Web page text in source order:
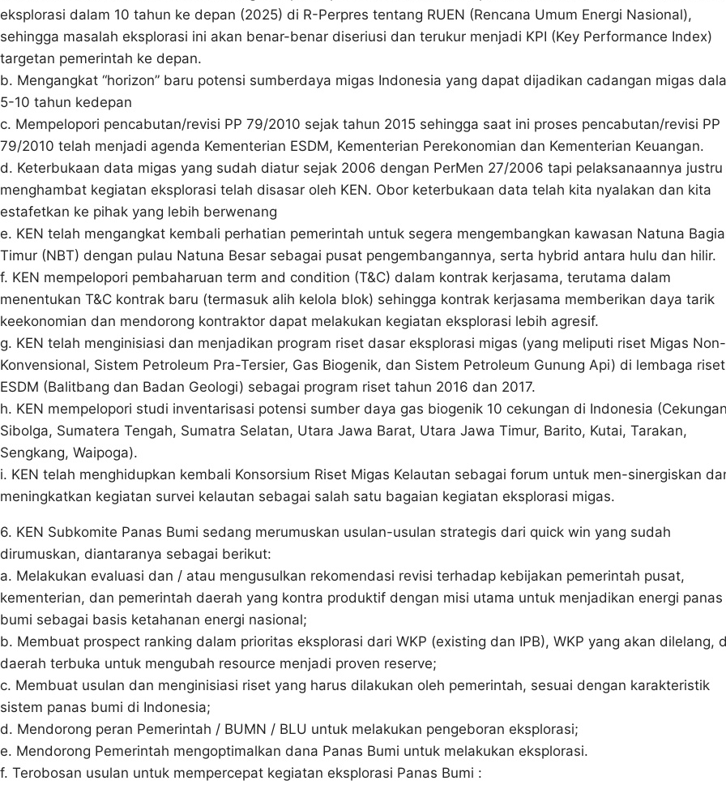
eksplorasi dalam 10 tahun ke depan (2025) di R-Perpres tentang RUEN (Rencana Umum Energi Nasional),
sehingga masalah eksplorasi ini akan benar-benar diseriusi dan terukur menjadi KPI (Key Performance Index)
targetan pemerintah ke depan.
b. Mengangkat “horizon” baru potensi sumberdaya migas Indonesia yang dapat dijadikan cadangan migas
5-10 tahun kedepan
c. Mempelopori pencabutan/revisi PP 79/2010 sejak tahun 2015 sehingga saat ini proses pencabutan/revisi PP
79/2010 telah menjadi agenda Kementerian ESDM, Kementerian Perekonomian dan Kementerian Keuangan.
d. Keterbukaan data migas yang sudah diatur sejak 2006 dengan PerMen 27/2006 tapi pelaksanaannya justru
menghambat kegiatan eksplorasi telah disasar oleh KEN. Obor keterbukaan data telah kita nyalakan dan kita
estafetkan ke pihak yang lebih berwenang
e. KEN telah mengangkat kembali perhatian pemerintah untuk segera mengembangkan kawasan Natuna
Timur (NBT) dengan pulau Natuna Besar sebagai pusat pengembangannya, serta hybrid antara hulu dan hilir.
f. KEN mempelopori pembaharuan term and condition (T&C) dalam kontrak kerjasama, terutama dalam
menentukan T&C kontrak baru (termasuk alih kelola blok) sehingga kontrak kerjasama memberikan daya tarik
keekonomian dan mendorong kontraktor dapat melakukan kegiatan eksplorasi lebih agresif.
g. KEN telah menginisiasi dan menjadikan program riset dasar eksplorasi migas (yang meliputi riset Migas Non-
Konvensional, Sistem Petroleum Pra-Tersier, Gas Biogenik, dan Sistem Petroleum Gunung Api) di lembaga riset
ESDM (Balitbang dan Badan Geologi) sebagai program riset tahun 2016 dan 2017.
h. KEN mempelopori studi inventarisasi potensi sumber daya gas biogenik 10 cekungan di Indonesia (Cekungan
Sibolga, Sumatera Tengah, Sumatra Selatan, Utara Jawa Barat, Utara Jawa Timur, Barito, Kutai, Tarakan,
Sengkang, Waipoga).
i. KEN telah menghidupkan kembali Konsorsium Riset Migas Kelautan sebagai forum untuk men-sinergiskan
meningkatkan kegiatan survei kelautan sebagai salah satu bagaian kegiatan eksplorasi migas.
6. KEN Subkomite Panas Bumi sedang merumuskan usulan-usulan strategis dari quick win yang sudah
dirumuskan, diantaranya sebagai berikut:
a. Melakukan evaluasi dan / atau mengusulkan rekomendasi revisi terhadap kebijakan pemerintah pusat,
kementerian, dan pemerintah daerah yang kontra produktif dengan misi utama untuk menjadikan energi panas
bumi sebagai basis ketahanan energi nasional;
b. Membuat prospect ranking dalam prioritas eksplorasi dari WKP (existing dan IPB), WKP yang akan dilelang,
daerah terbuka untuk mengubah resource menjadi proven reserve;
c. Membuat usulan dan menginisiasi riset yang harus dilakukan oleh pemerintah, sesuai dengan karakteristik
sistem panas bumi di Indonesia;
d. Mendorong peran Pemerintah / BUMN / BLU untuk melakukan pengeboran eksplorasi;
e. Mendorong Pemerintah mengoptimalkan dana Panas Bumi untuk melakukan eksplorasi.
f. Terobosan usulan untuk mempercepat kegiatan eksplorasi Panas Bumi :